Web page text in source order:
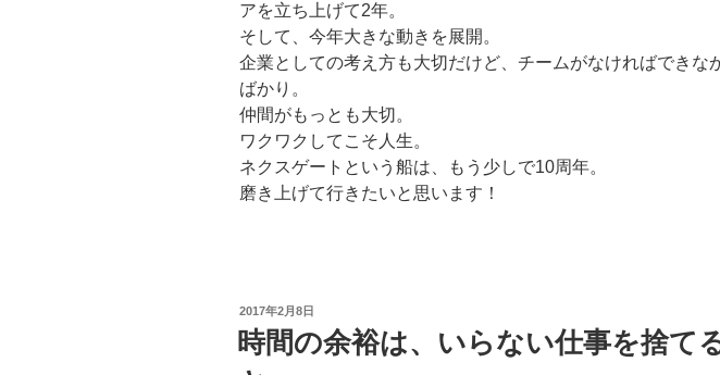
アを立ち上げて2年。
そして、今年大きな動きを展開。
企業としての考え方も大切だけど、チームがなければできな
ばかり。
仲間がもっとも大切。
ワクワクしてこそ人生。
ネクスゲートという船は、もう少しで10周年。
磨き上げて行きたいと思います！
投
稿
日:
2017年2月8日
時間の余裕は、いらない仕事を捨て